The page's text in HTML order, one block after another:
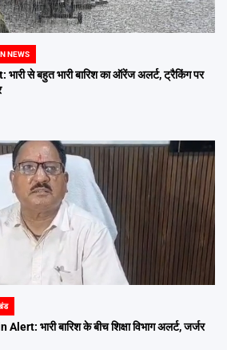
NEWS
से बहुत भारी बारिश का ऑरेंज अलर्ट, ट्रैकिंग पर
भारी बारिश के बीच शिक्षा विभाग अलर्ट, जर्जर